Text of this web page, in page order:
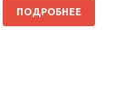
ПОДРОБНЕЕ